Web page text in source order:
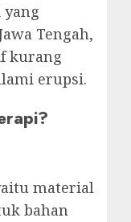
Tengah,
kurang
erupsi.
material
bahan